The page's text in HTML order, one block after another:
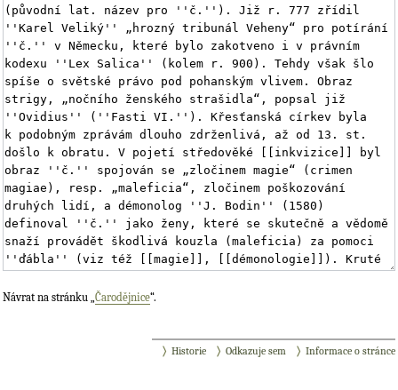
Návrat na stránku „ Čarodějnice“.
Historie Odkazuje sem Informace o stránce